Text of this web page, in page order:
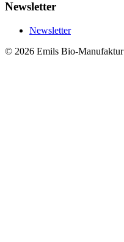
Newsletter
Newsletter
© 2026 Emils Bio-Manufaktur